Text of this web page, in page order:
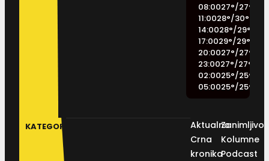
08:0027°/27°
11:0028°/30°
14:0028°/29°
17:0029°/29°
20:0027°/27°
23:0027°/27°
02:0025°/25°
05:0025°/25°
KATEGORIJE
Aktualno
Crna
kronika
Kolumne
Podcast